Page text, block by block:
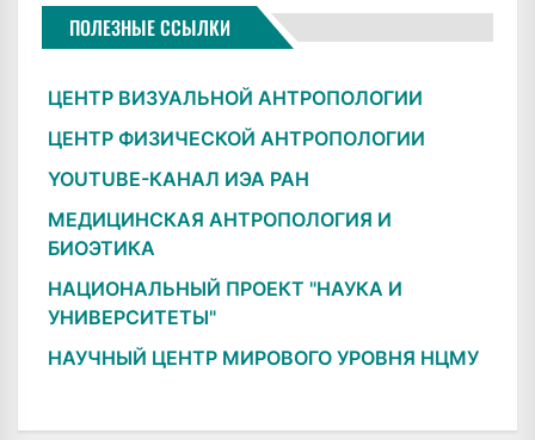
ПОЛЕЗНЫЕ ССЫЛКИ
ЦЕНТР ВИЗУАЛЬНОЙ АНТРОПОЛОГИИ
ЦЕНТР ФИЗИЧЕСКОЙ АНТРОПОЛОГИИ
YOUTUBE-КАНАЛ ИЭА РАН
МЕДИЦИНСКАЯ АНТРОПОЛОГИЯ И
БИОЭТИКА
НАЦИОНАЛЬНЫЙ ПРОЕКТ "НАУКА И
УНИВЕРСИТЕТЫ"
НАУЧНЫЙ ЦЕНТР МИРОВОГО УРОВНЯ НЦМУ